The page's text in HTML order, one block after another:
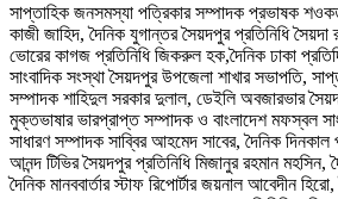
সাপ্তাহিক জনসমস্যা পত্রিকার সম্পাদক প্রভাষক শওকত
কাজী জাহিদ, দৈনিক যুগান্তর সৈয়দপুর প্রতিনিধি সৈয়দা
ভোরের কাগজ প্রতিনিধি জিকরুল হক,দৈনিক ঢাকা
সাংবাদিক সংস্থা সৈয়দপুর উপজেলা শাখার সভাপতি,
সম্পাদক শাহিদুল সরকার দুলাল, ডেইলি অবজারভার
মুক্তভাষার ভারপ্রাপ্ত সম্পাদক ও বাংলাদেশ মফস্বল
সাধারণ সম্পাদক সাব্বির আহমেদ সাবের, দৈনিক দিনকাল
আনন্দ টিভির সৈয়দপুর প্রতিনিধি মিজানুর রহমান মহসিন,
দৈনিক মানববার্তার স্টাফ রিপোর্টার জয়নাল আবেদীন